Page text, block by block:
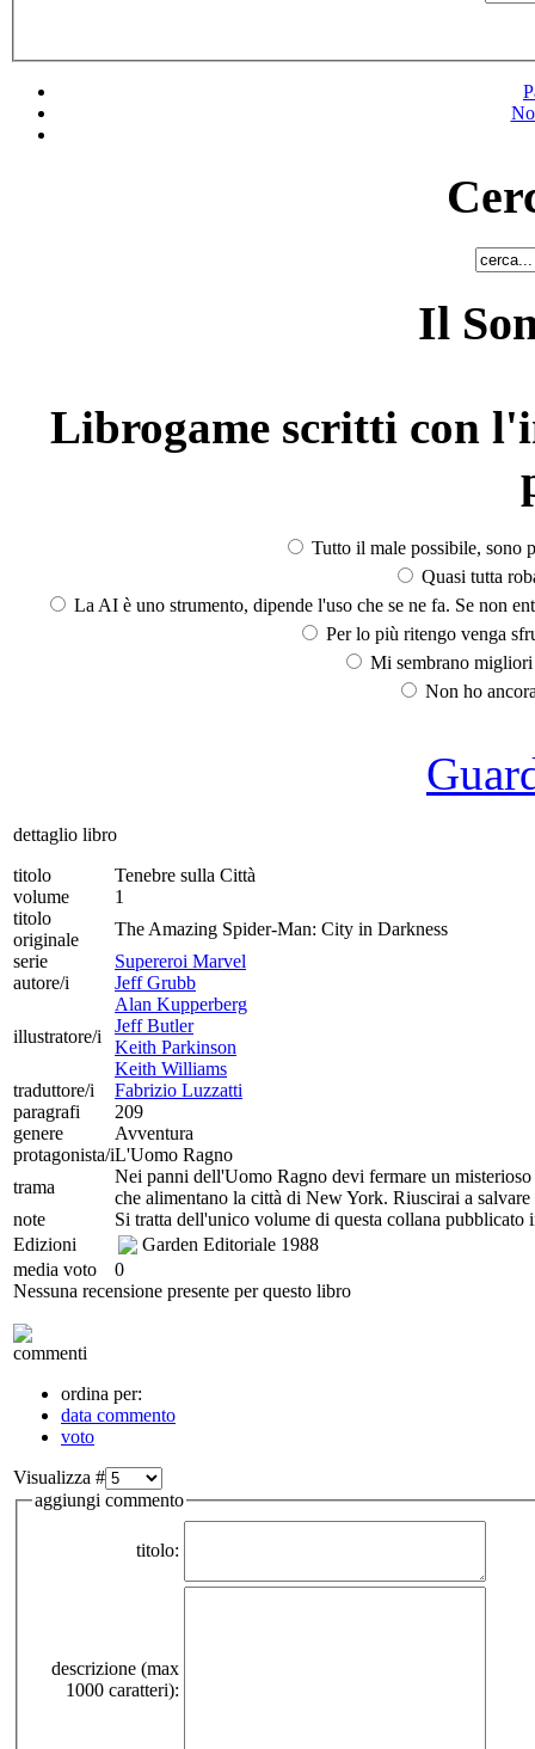
Il
Librogame scritti con
Tutto il male possibile, sono
Quasi tutta
La AI è uno strumento, dipende l'uso che se ne fa. Se non
Per lo più ritengo venga
Mi sembrano
Non ho
dettaglio libro
titolo
Tenebre sulla Città
volume
1
titolo
originale
The Amazing Spider-Man: City in Darkness
serie
Supereroi Marvel
autore/i
Jeff Grubb
illustratore/i
Alan Kupperberg
Jeff Butler
Keith Parkinson
Keith Williams
traduttore/i
Fabrizio Luzzatti
paragrafi
209
genere
Avventura
protagonista/iL'Uomo Ragno
trama
Nei panni dell'Uomo Ragno devi fermare un
che alimentano la città di New York. Riuscirai a
note
Si tratta dell'unico volume di questa collana pubblicato
Edizioni
Garden Editoriale 1988
media voto
0
Nessuna recensione presente per questo libro
commenti
ordina per:
data commento
voto
Visualizza #
aggiungi commento
titolo:
descrizione (max
1000 caratteri):